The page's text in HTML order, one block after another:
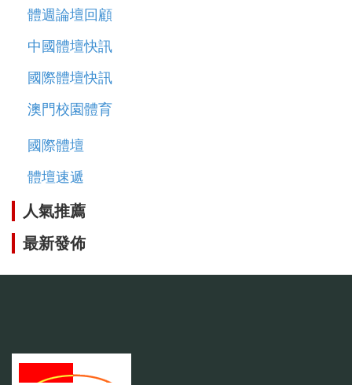
體週論壇回顧
中國體壇快訊
國際體壇快訊
澳門校園體育
國際體壇
體壇速遞
人氣推薦
最新發佈